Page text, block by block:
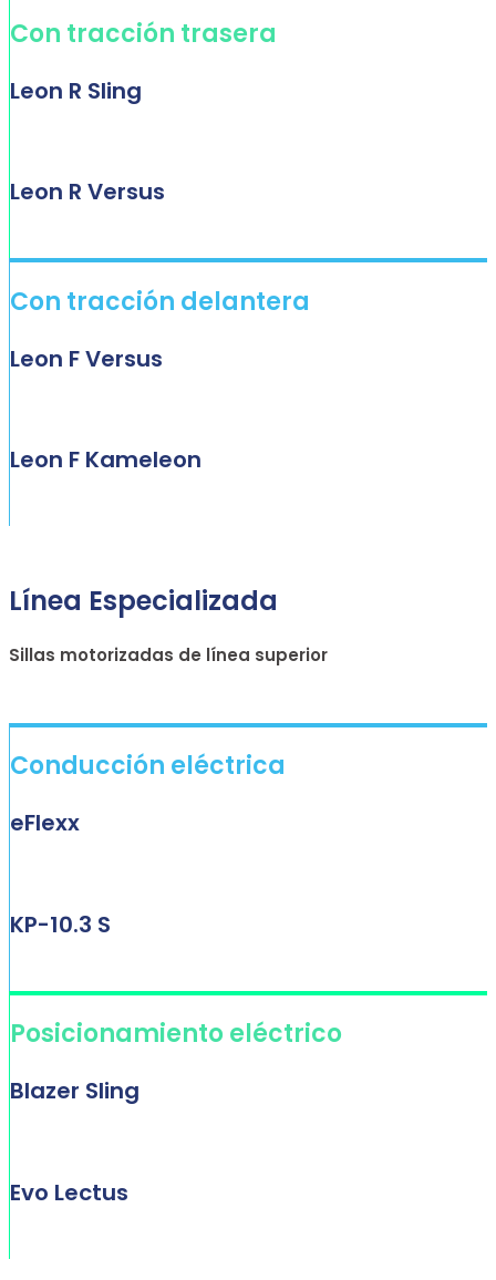
Con tracción trasera
Leon R Sling
Leon R Versus
Con tracción delantera
Leon F Versus
Leon F Kameleon
Línea Especializada
Sillas motorizadas de línea superior
Conducción eléctrica
eFlexx
KP-10.3 S
Posicionamiento eléctrico
Blazer Sling
Evo Lectus